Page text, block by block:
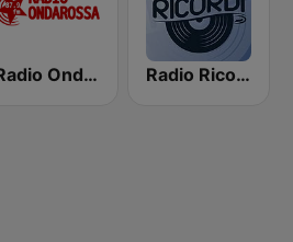
Radio Onda Rossa Radio Ricordi